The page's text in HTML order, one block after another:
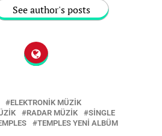
See author's posts
ELEKTRONIK MÜZIK
RADAR MÜZIK
SINGLE
TEMPLES YENI ALBÜM